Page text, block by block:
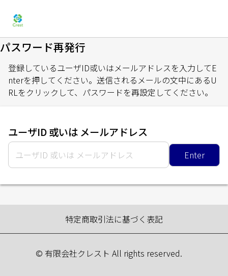
パスワード再発行
登録しているユーザID或いはメールアドレスを入力してE
nterを押してください。送信されるメールの文中にあるU
RLをクリックして、パスワードを再設定してください。
ユーザID 或いは メールアドレス
Enter
特定商取引法に基づく表記
© 有限会社クレスト All rights reserved.